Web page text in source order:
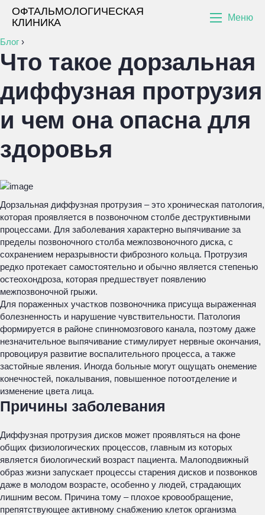
ОФТАЛЬМОЛОГИЧЕСКАЯ
КЛИНИКА
Меню
Блог ›
Что такое дорзальная
диффузная протрузия
и чем она опасна для
здоровья
Дорзальная диффузная протрузия – это хроническая патология,
которая проявляется в позвоночном столбе деструктивными
процессами. Для заболевания характерно выпячивание за
пределы позвоночного столба межпозвоночного диска, с
сохранением неразрывности фиброзного кольца. Протрузия
редко протекает самостоятельно и обычно является степенью
остеохондроза, которая предшествует появлению
межпозвоночной грыжи.
Для пораженных участков позвоночника присуща выраженная
болезненность и нарушение чувствительности. Патология
формируется в районе спинномозгового канала, поэтому даже
незначительное выпячивание стимулирует нервные окончания,
провоцируя развитие воспалительного процесса, а также
застойные явления. Иногда больные могут ощущать онемение
конечностей, покалывания, повышенное потоотделение и
изменение цвета лица.
Причины заболевания
Диффузная протрузия дисков может проявляться на фоне
общих физиологических процессов, главным из которых
является биологический возраст пациента. Малоподвижный
образ жизни запускает процессы старения дисков и позвонков
даже в молодом возрасте, особенно у людей, страдающих
лишним весом. Причина тому – плохое кровообращение,
препятствующее активному снабжению клеток организма